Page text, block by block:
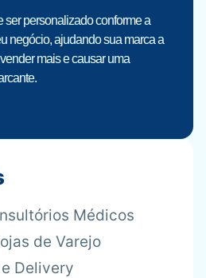
ser personalizado conforme a
negócio, ajudando sua marca a
mais e causar uma
Médicos
de Varejo
Delivery